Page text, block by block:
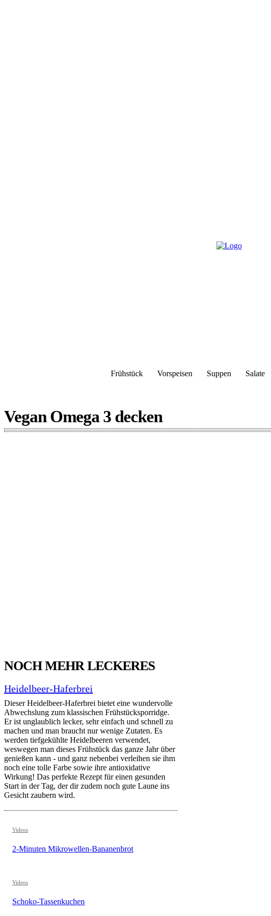
Frühstück Vorspeisen Suppen Salate
Vegan Omega 3 decken
NOCH MEHR LECKERES
Heidelbeer-Haferbrei
Dieser Heidelbeer-Haferbrei bietet eine wundervolle
Abwechslung zum klassischen Frühstücksporridge.
Er ist unglaublich lecker, sehr einfach und schnell zu
machen und man braucht nur wenige Zutaten. Es
werden tiefgekühlte Heidelbeeren verwendet,
weswegen man dieses Frühstück das ganze Jahr über
genießen kann - und ganz nebenbei verleihen sie ihm
noch eine tolle Farbe sowie ihre antioxidative
Wirkung! Das perfekte Rezept für einen gesunden
Start in der Tag, der dir zudem noch gute Laune ins
Gesicht zaubern wird.
Videos
2-Minuten Mikrowellen-Bananenbrot
Videos
Schoko-Tassenkuchen